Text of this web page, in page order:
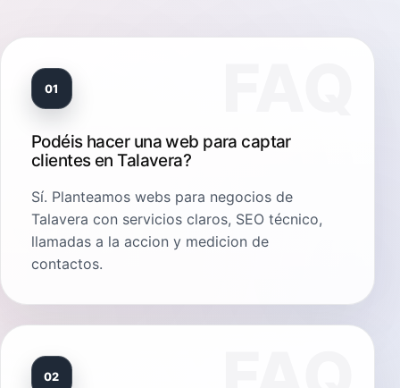
01
Podéis hacer una web para captar
clientes en Talavera?
Sí. Planteamos webs para negocios de
Talavera con servicios claros, SEO técnico,
llamadas a la accion y medicion de
contactos.
02